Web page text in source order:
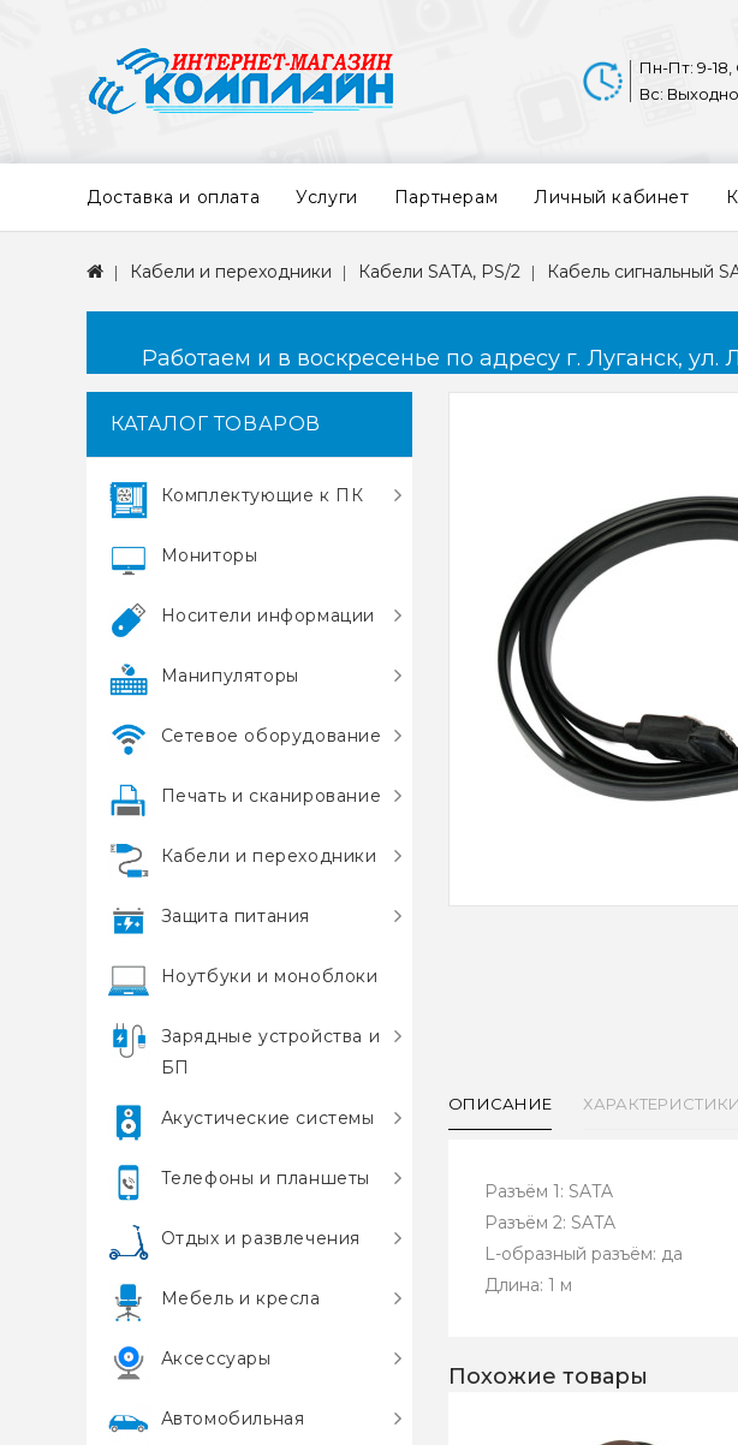
Пн-Пт: 9-18,
Вс:
Доставка и оплата Услуги Партнерам Личный кабинет
Кабели и переходники Кабели SATA, PS/2 Кабель сигнальный
Работаем и в воскресенье по адресу г. Луганск,
КАТАЛОГ ТОВАРОВ
Комплектующие к ПК
Мониторы
Носители информации
Манипуляторы
Сетевое оборудование
Печать и сканирование
Кабели и переходники
Защита питания
Ноутбуки и моноблоки
Зарядные устройства и
БП
Акустические системы
Телефоны и планшеты
Отдых и развлечения
Мебель и кресла
Аксессуары
Автомобильная
ОПИСАНИЕ ХАРАКТЕРИСТИКИ
Разъём 1: SATA
Разъём 2: SATA
L-образный разъём: да
Длина: 1 м
Похожие товары